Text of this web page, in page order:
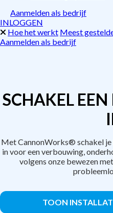
Aanmelden als bedrijf
INLOGGEN
Hoe het werkt Meest
Aanmelden als bedrijf
SCHAKEL
Met CannonWorks® schakel
in voor een verbouwing,
volgens onze bewezen
TOON